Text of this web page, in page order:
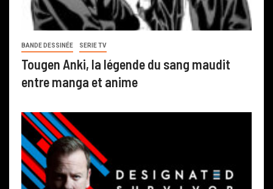
BANDE DESSINÉE SERIE TV
Tougen Anki, la légende du sang maudit
entre manga et anime